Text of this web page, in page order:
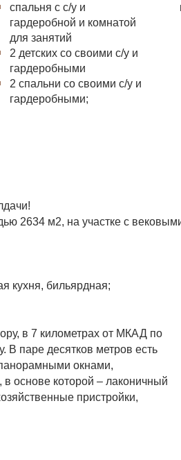
спальня с с/у и
гардеробной и комнатой
для занятий
2 детских со своими с/у и
гардеробными
2 спальни со своими с/у и
гардеробными;
2634 м2, на участке с
кухня, бильярдная;
в 7 километрах от МКАД по
В паре десятков метров есть
окнами,
основе которой – лаконичный
пристройки,